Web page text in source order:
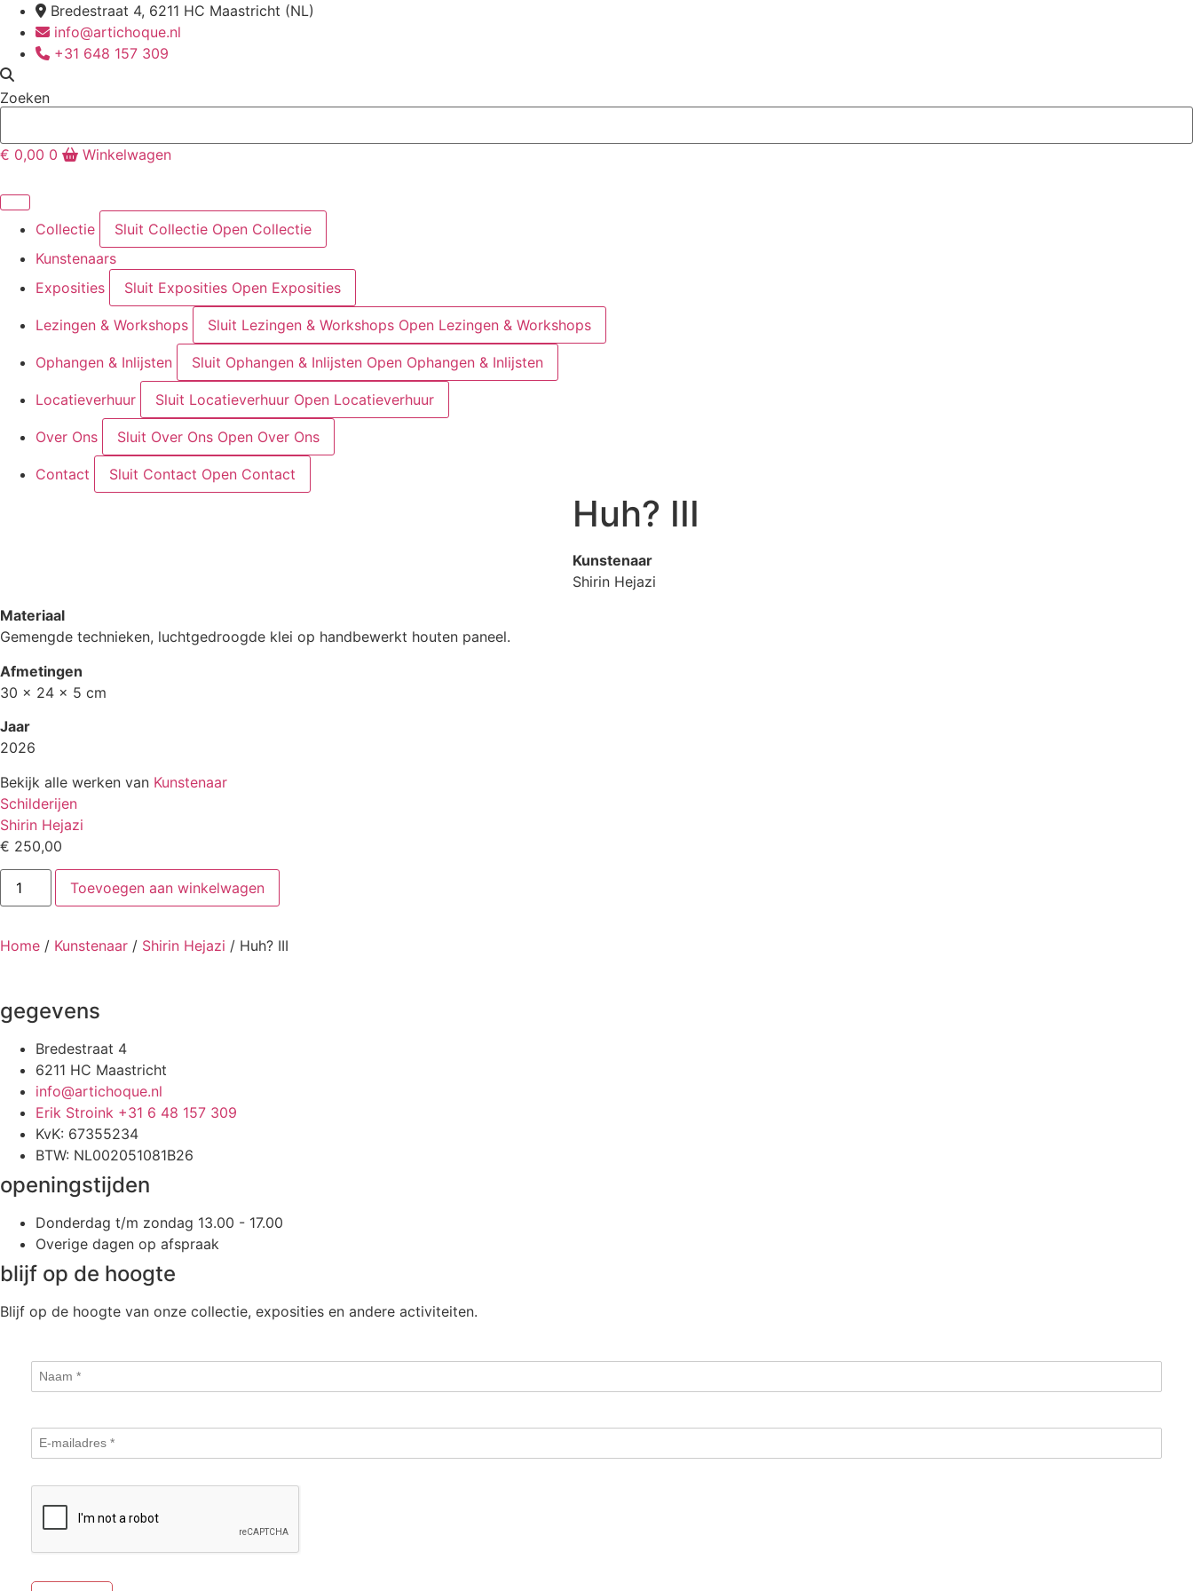
naar
inhoud
Bredestraat 4, 6211 HC Maastricht (NL)
info@artichoque.nl
+31 648 157 309
Zoeken
€ 0,00 0 Winkelwagen
Collectie Sluit Collectie Open Collectie
Kunstenaars
Exposities
Sluit Exposities Open Exposities
Lezingen & Workshops Sluit Lezingen & Workshops Open Lezingen & Workshops
Ophangen & Inlijsten Sluit Ophangen & Inlijsten Open Ophangen & Inlijsten
Locatieverhuur Sluit Locatieverhuur Open Locatieverhuur
Over Ons Sluit Over Ons Open Over Ons
Contact Sluit Contact Open Contact
Huh? III
Kunstenaar
Shirin Hejazi
Materiaal
Gemengde technieken, luchtgedroogde klei op handbewerkt houten paneel.
Afmetingen
30 x 24 x 5 cm
Jaar
2026
Bekijk alle werken van Kunstenaar
Schilderijen
Shirin Hejazi
€ 250,00
Huh?
aantal
Toevoegen aan winkelwagen
Home / Kunstenaar / Shirin Hejazi / Huh? III
gegevens
Bredestraat 4
6211 HC Maastricht
info@artichoque.nl
Erik Stroink +31 6 48 157 309
KvK: 67355234
BTW: NL002051081B26
openingstijden
Donderdag t/m zondag 13.00 - 17.00
Overige dagen op afspraak
blijf op de hoogte
Blijf op de hoogte van onze collectie, exposities en andere activiteiten.